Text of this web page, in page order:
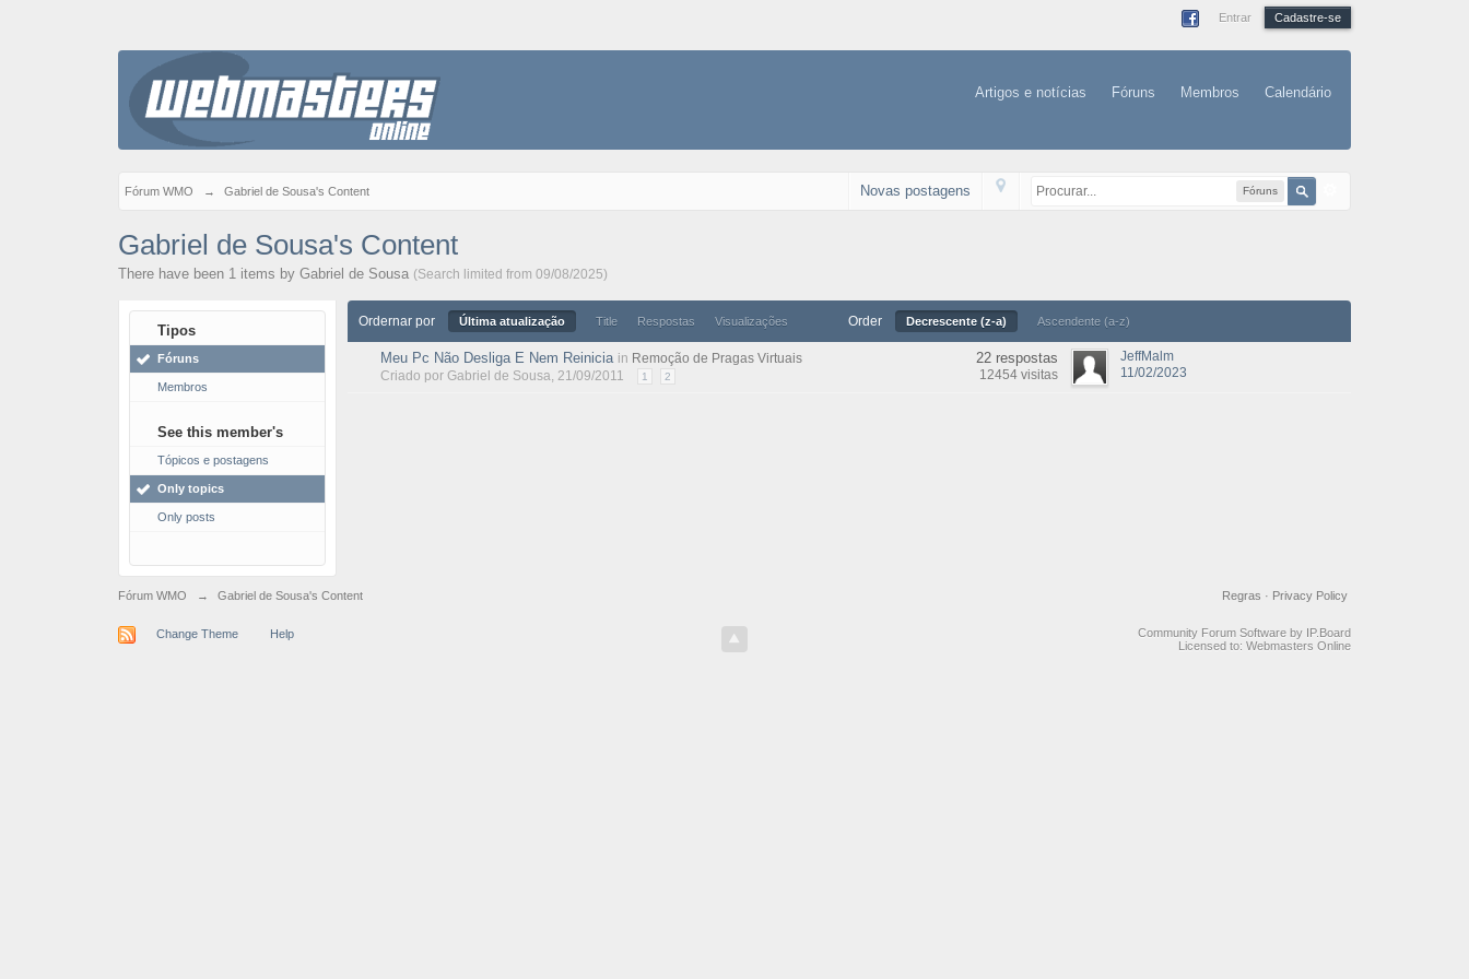
Entrar Cadastre-se
Artigos e notícias Fóruns Membros Calendário
Fórum WMO → Gabriel de Sousa's Content Fóruns
Novas postagens
Gabriel de Sousa's Content
There have been 1 items by Gabriel de Sousa (Search limited from 09/08/2025)
Tipos
Fóruns
Membros
See this member's
Tópicos e postagens
Only topics
Only posts
Ordernar por Última atualização Title Respostas Visualizações Order Decrescente (z-a) Ascendente (a-z)
Meu Pc Não Desliga E Nem Reinicia in Remoção de Pragas Virtuais
Criado por Gabriel de Sousa, 21/09/2011 1 2
22 respostas
12454 visitas
JeffMalm
11/02/2023
Fórum WMO → Gabriel de Sousa's Content Privacy Policy
Regras ·
Change Theme Help
Community Forum Software by IP.Board
Licensed to: Webmasters Online